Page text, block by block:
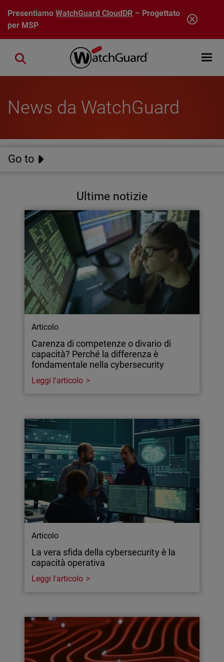
Salta al contenuto principale
PresentiamoWatchGuard CloudDR – Progettato
per MSP
Open
Close search
News da WatchGuard
Go to
Ultime notizie
Articolo
Carenza di competenze o divario di
capacità? Perché la differenza è
fondamentale nella cybersecurity
Leggi l'articolo
Articolo
La vera sfida della cybersecurity è la
capacità operativa
Leggi l'articolo